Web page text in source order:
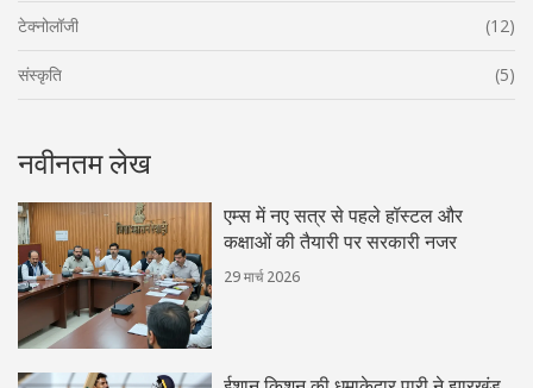
टेक्नोलॉजी (12)
संस्कृति (5)
नवीनतम लेख
एम्स में नए सत्र से पहले हॉस्टल और
कक्षाओं की तैयारी पर सरकारी नजर
29 मार्च 2026